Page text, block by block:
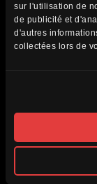
sur l'utilisation de
de publicité et
d'autres
collectées lors de